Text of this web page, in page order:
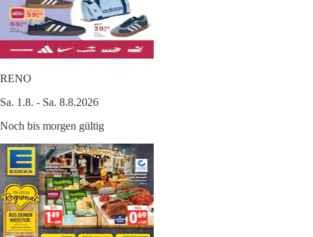
RENO
Sa. 1.8. - Sa. 8.8.2026
Noch bis morgen gültig